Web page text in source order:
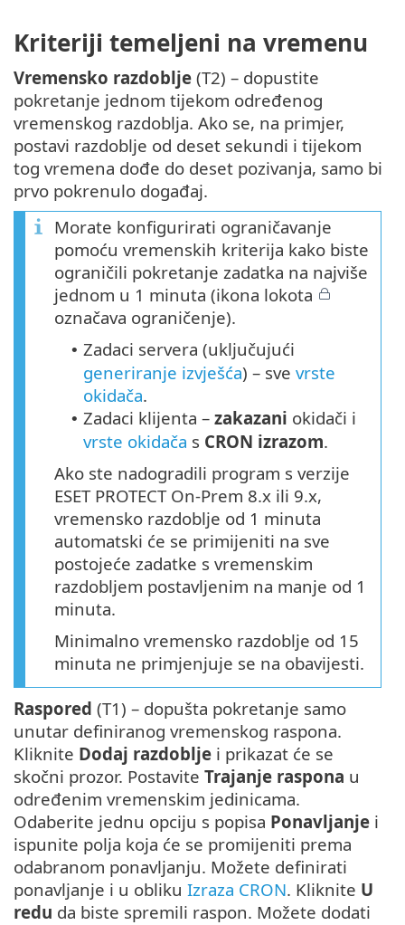
Kriteriji temeljeni na vremenu
Vremensko razdoblje (T2) – dopustite
pokretanje jednom tijekom određenog
vremenskog razdoblja. Ako se, na primjer,
postavi razdoblje od deset sekundi i tijekom
tog vremena dođe do deset pozivanja, samo bi
prvo pokrenulo događaj.
Morate konfigurirati ograničavanje
pomoću vremenskih kriterija kako biste
ograničili pokretanje zadatka na najviše
jednom u 1 minuta (ikona lokota
označava ograničenje).
• Zadaci servera (uključujući
generiranje izvješća) – sve vrste
okidača.
• Zadaci klijenta – zakazani okidači i
vrste okidača s CRON izrazom.
Ako ste nadogradili program s verzije
ESET PROTECT On-Prem 8.x ili 9.x,
vremensko razdoblje od 1 minuta
automatski će se primijeniti na sve
postojeće zadatke s vremenskim
razdobljem postavljenim na manje od 1
minuta.
Minimalno vremensko razdoblje od 15
minuta ne primjenjuje se na obavijesti.
Raspored (T1) – dopušta pokretanje samo
unutar definiranog vremenskog raspona.
Kliknite Dodaj razdoblje i prikazat će se
skočni prozor. Postavite Trajanje raspona u
određenim vremenskim jedinicama.
Odaberite jednu opciju s popisa Ponavljanje i
ispunite polja koja će se promijeniti prema
odabranom ponavljanju. Možete definirati
ponavljanje i u obliku Izraza CRON. Kliknite U
redu da biste spremili raspon. Možete dodati